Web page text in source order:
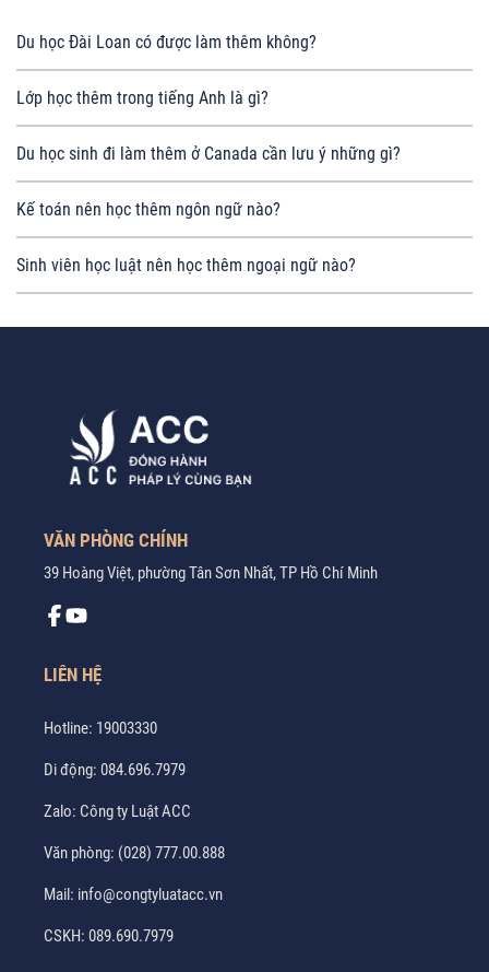
Du học Đài Loan có được làm thêm không?
Lớp học thêm trong tiếng Anh là gì?
Du học sinh đi làm thêm ở Canada cần lưu ý những gì?
Kế toán nên học thêm ngôn ngữ nào?
Sinh viên học luật nên học thêm ngoại ngữ nào?
VĂN PHÒNG CHÍNH
39 Hoàng Việt, phường Tân Sơn Nhất, TP Hồ Chí Minh
LIÊN HỆ
Hotline: 19003330
Di động: 084.696.7979
Zalo: Công ty Luật ACC
Văn phòng: (028) 777.00.888
Mail: info@congtyluatacc.vn
CSKH: 089.690.7979